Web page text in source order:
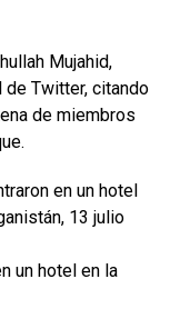
Mujahid,
Twitter, citando
de miembros
un hotel en la